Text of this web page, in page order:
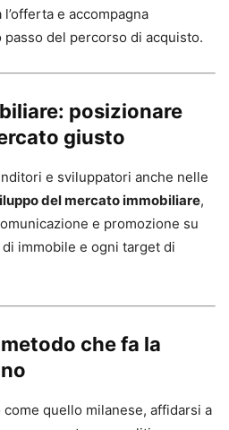
e accompagna
passo del percorso di acquisto.
posizionare
giusto
e sviluppatori anche nelle
del mercato immobiliare,
e promozione su
immobile e ogni target di
che fa la
quello milanese, affidarsi a